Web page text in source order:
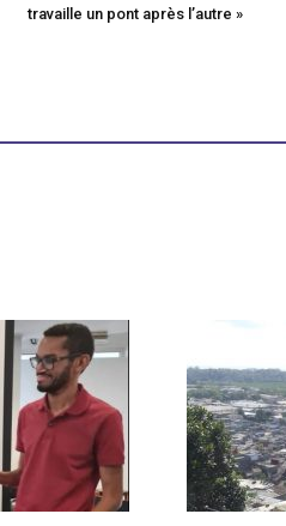
travaille un pont après l’autre »